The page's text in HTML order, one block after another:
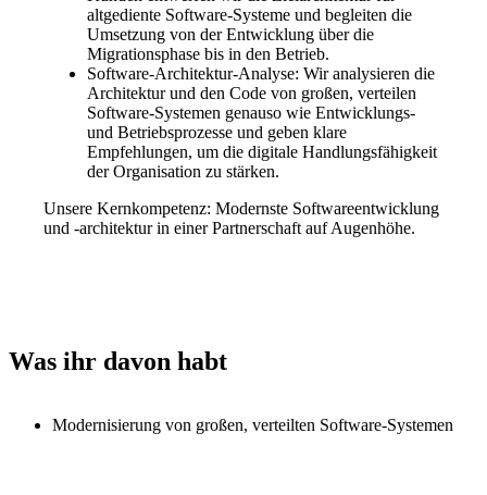
altgediente Software-Systeme und begleiten die
Umsetzung von der Entwicklung über die
Migrationsphase bis in den Betrieb.
Software-Architektur-Analyse: Wir analysieren die
Architektur und den Code von großen, verteilen
Software-Systemen genauso wie Entwicklungs-
und Betriebsprozesse und geben klare
Empfehlungen, um die digitale Handlungsfähigkeit
der Organisation zu stärken.
Unsere Kernkompetenz: Modernste Softwareentwicklung
und -architektur in einer Partnerschaft auf Augenhöhe.
Was ihr davon habt
Modernisierung von großen, verteilten Software-Systemen